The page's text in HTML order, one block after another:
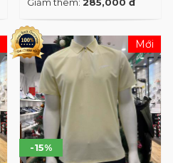
-15%
Mới